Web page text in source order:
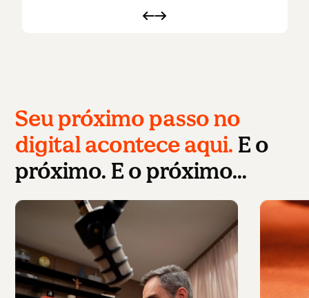
Seu próximo passo no
digital acontece aqui. E o
próximo. E o próximo…